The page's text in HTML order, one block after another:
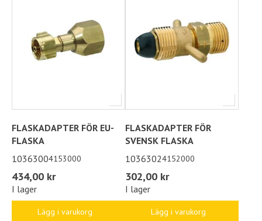
FLASKADAPTER FÖR EU-
FLASKA
10363004153000
434,00 kr
I lager
Lägg i varukorg
FLASKADAPTER FÖR
SVENSK FLASKA
10363024152000
302,00 kr
I lager
Lägg i varukorg